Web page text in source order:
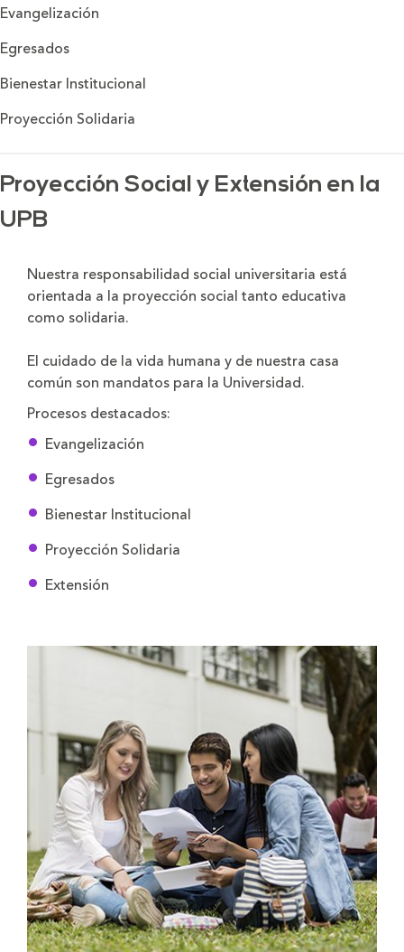
Evangelización
Egresados
Bienestar Institucional
Proyección Solidaria
Proyección Social y Extensión en la
UPB
Nuestra responsabilidad social universitaria está
orientada a la proyección social tanto educativa
como solidaria.
El cuidado de la vida humana y de nuestra casa
común son mandatos para la Universidad.
Procesos destacados:
Evangelización
Egresados
Bienestar Institucional
Proyección Solidaria
Extensión